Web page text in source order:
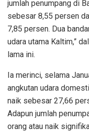
jumlah penumpang di
sebesar 8,55 persen
7,85 persen. Dua
udara utama Kaltim,”
lama ini.
Ia merinci, selama
angkutan udara
naik sebesar 27,66
Adapun jumlah
orang atau naik